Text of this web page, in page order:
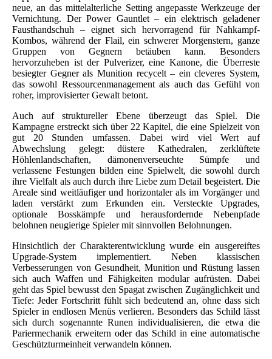
neue, an das mittelalterliche Setting angepasste Werkzeuge der
Vernichtung. Der Power Gauntlet – ein elektrisch geladener
Fausthandschuh – eignet sich hervorragend für Nahkampf-
Kombos, während der Flail, ein schwerer Morgenstern, ganze
Gruppen von Gegnern betäuben kann. Besonders
hervorzuheben ist der Pulverizer, eine Kanone, die Überreste
besiegter Gegner als Munition recycelt – ein cleveres System,
das sowohl Ressourcenmanagement als auch das Gefühl von
roher, improvisierter Gewalt betont.
Auch auf struktureller Ebene überzeugt das Spiel. Die
Kampagne erstreckt sich über 22 Kapitel, die eine Spielzeit von
gut 20 Stunden umfassen. Dabei wird viel Wert auf
Abwechslung gelegt: düstere Kathedralen, zerklüftete
Höhlenlandschaften, dämonenverseuchte Sümpfe und
verlassene Festungen bilden eine Spielwelt, die sowohl durch
ihre Vielfalt als auch durch ihre Liebe zum Detail begeistert. Die
Areale sind weitläufiger und horizontaler als im Vorgänger und
laden verstärkt zum Erkunden ein. Versteckte Upgrades,
optionale Bosskämpfe und herausfordernde Nebenpfade
belohnen neugierige Spieler mit sinnvollen Belohnungen.
Hinsichtlich der Charakterentwicklung wurde ein ausgereiftes
Upgrade-System implementiert. Neben klassischen
Verbesserungen von Gesundheit, Munition und Rüstung lassen
sich auch Waffen und Fähigkeiten modular aufrüsten. Dabei
geht das Spiel bewusst den Spagat zwischen Zugänglichkeit und
Tiefe: Jeder Fortschritt fühlt sich bedeutend an, ohne dass sich
Spieler in endlosen Menüs verlieren. Besonders das Schild lässt
sich durch sogenannte Runen individualisieren, die etwa die
Pariermechanik erweitern oder das Schild in eine automatische
Geschützturmeinheit verwandeln können.